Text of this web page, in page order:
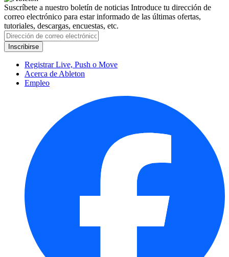
Suscríbete a nuestro boletín de noticias Introduce tu dirección de
correo electrónico para estar informado de las últimas ofertas,
tutoriales, descargas, encuestas, etc.
Registrar Live, Push o Move
Acerca de Ableton
Empleo